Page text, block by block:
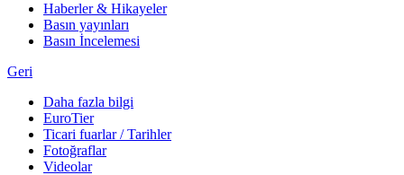
Haberler & Hikayeler
Basın yayınları
Basın İncelemesi
Geri
Daha fazla bilgi
EuroTier
Ticari fuarlar / Tarihler
Fotoğraflar
Videolar